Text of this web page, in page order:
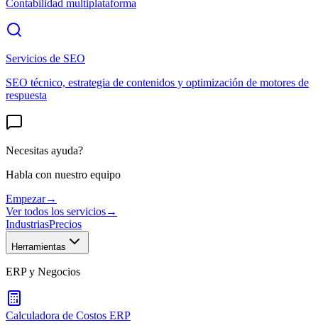
Contabilidad multiplataforma
Servicios de SEO
SEO técnico, estrategia de contenidos y optimización de motores de
respuesta
Necesitas ayuda?
Habla con nuestro equipo
Empezar→
Ver todos los servicios→
IndustriasPrecios
Herramientas
ERP y Negocios
Calculadora de Costos ERP